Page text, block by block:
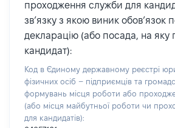
проходження служби для
зв’язку з якою виник обов’язок
декларацію (або посада, на яку
кандидат):
Код в Єдиному державному реєстрі
фізичних осіб – підприємців та
формувань місця роботи або
(або місця майбутньої роботи чи
для кандидатів):